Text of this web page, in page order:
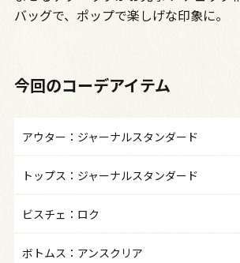
バッグで、ポップで楽しげな印象に。
今回のコーデアイテム
アウター：ジャーナルスタンダード
トップス：ジャーナルスタンダード
ビスチェ：ロク
ボトムス：アンスクリア